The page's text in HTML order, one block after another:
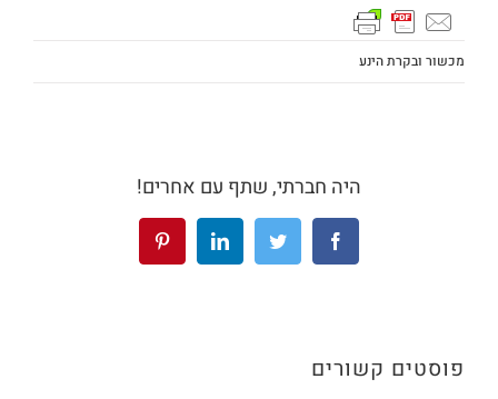
מכשור ובקרת הינע
היה חברתי, שתף עם אחרים!
פוסטים קשורים